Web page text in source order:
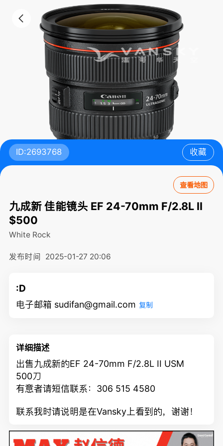
ID:2693768 收藏
查看地图
九成新 佳能镜头 EF 24-70mm F/2.8L II
$500
White Rock
发布时间 2025-01-27 20:06
:D
电子邮箱 sudifan@gmail.com 复制
详细描述
出售九成新的EF 24-70mm F/2.8L II USM
500刀
有意者请短信联系：306 515 4580
联系我时请说明是在Vansky上看到的，谢谢！